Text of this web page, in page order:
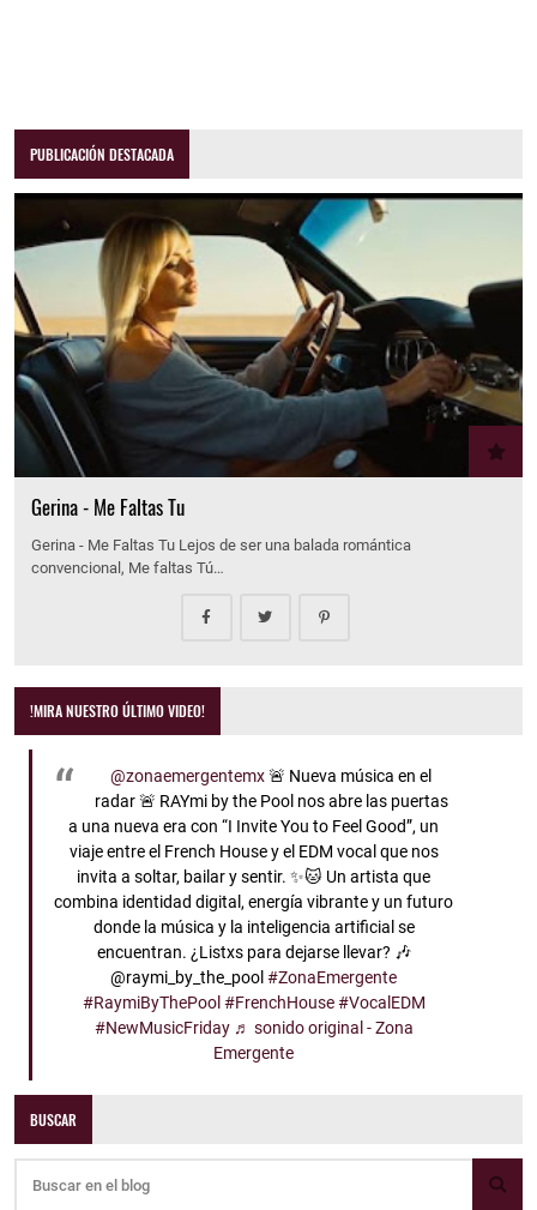
PUBLICACIÓN DESTACADA
Gerina - Me Faltas Tu
Gerina - Me Faltas Tu Lejos de ser una balada romántica
convencional, Me faltas Tú…
!MIRA NUESTRO ÚLTIMO VIDEO!
@zonaemergentemx🚨 Nueva música en el
radar 🚨 RAYmi by the Pool nos abre las puertas
a una nueva era con “I Invite You to Feel Good”, un
viaje entre el French House y el EDM vocal que nos
invita a soltar, bailar y sentir. ✨🐱 Un artista que
combina identidad digital, energía vibrante y un futuro
donde la música y la inteligencia artificial se
encuentran. ¿Listxs para dejarse llevar? 🎶
@raymi_by_the_pool#ZonaEmergente
#RaymiByThePool #FrenchHouse #VocalEDM
#NewMusicFriday ♬ sonido original - Zona
Emergente
BUSCAR